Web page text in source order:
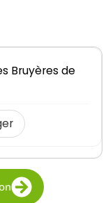
Bruyères de